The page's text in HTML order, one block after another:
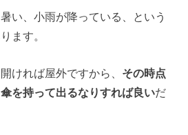
い、小雨が降っている、という
ます。
ければ屋外ですから、 その時点
を持って出るなりすれば良いだ